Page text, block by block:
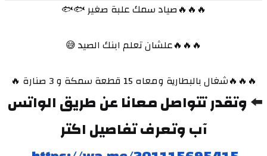
🔥🔥🔥صياد سمك علبة صغير 🐟🐟
🔥🔥🔥علشان تعلم ابنك الصيد 😅
🔥🔥🔥شغال بالبطارية ومعاه 15 قطعة سمكة و 3 صنارة 🔥
⬅️
آب وتعرف تفاصيل اكتر